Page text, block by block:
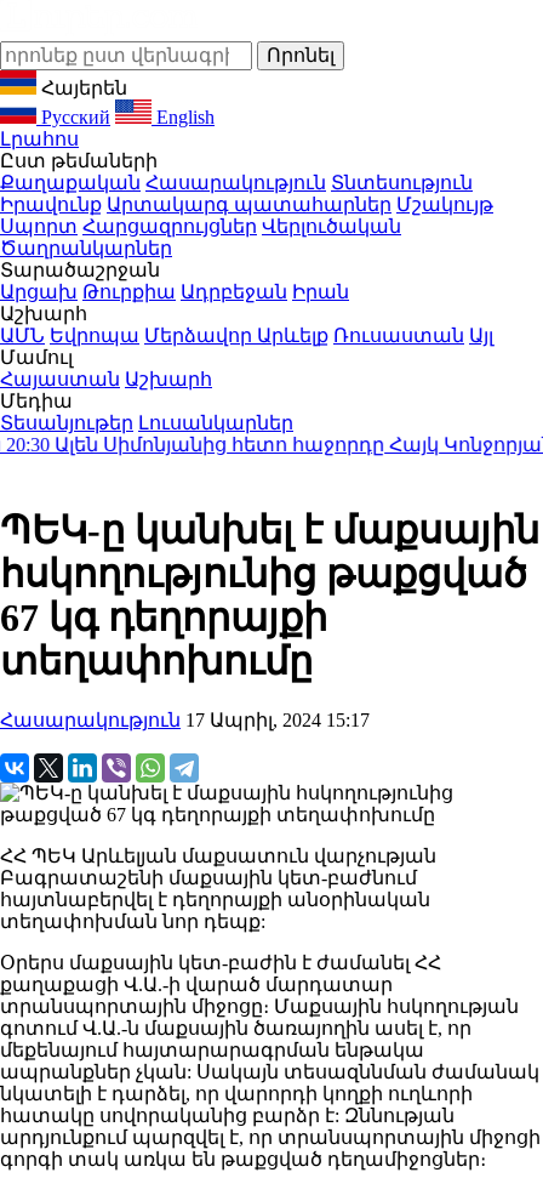
Հայերեն
Русский
English
Լրահոս
Ըստ թեմաների
Քաղաքական Հասարակություն Տնտեսություն
Իրավունք Արտակարգ պատահարներ Մշակույթ
Սպորտ Հարցազրույցներ Վերլուծական
Ծաղրանկարներ
Տարածաշրջան
Արցախ Թուրքիա Ադրբեջան Իրան
Աշխարհ
ԱՄՆ Եվրոպա Մերձավոր Արևելք Ռուսաստան Այլ
Մամուլ
Հայաստան Աշխարհ
Մեդիա
Տեսանյութեր Լուսանկարներ
Ալեն Սիմոնյանից հետո հաջորդը Հայկ Կոնջորյանն
ՊԵԿ-ը կանխել է մաքսային
հսկողությունից թաքցված
67 կգ դեղորայքի
տեղափոխումը
Հասարակություն 17 Ապրիլ, 2024 15:17
ՀՀ ՊԵԿ Արևելյան մաքսատուն վարչության
Բագրատաշենի մաքսային կետ-բաժնում
հայտնաբերվել է դեղորայքի անօրինական
տեղափոխման նոր դեպք:
Օրերս մաքսային կետ-բաժին է ժամանել ՀՀ
քաղաքացի Վ.Ա.-ի վարած մարդատար
տրանսպորտային միջոցը։ Մաքսային հսկողության
գոտում Վ.Ա.-ն մաքսային ծառայողին ասել է, որ
մեքենայում հայտարարագրման ենթակա
ապրանքներ չկան: Սակայն տեսազննման ժամանակ
նկատելի է դարձել, որ վարորդի կողքի ուղևորի
հատակը սովորականից բարձր է: Զննության
արդյունքում պարզվել է, որ տրանսպորտային միջոցի
գորգի տակ առկա են թաքցված դեղամիջոցներ։